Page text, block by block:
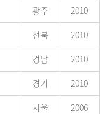
광주
2010
전북 2010
경남
2010
경기
2010
서울
2006